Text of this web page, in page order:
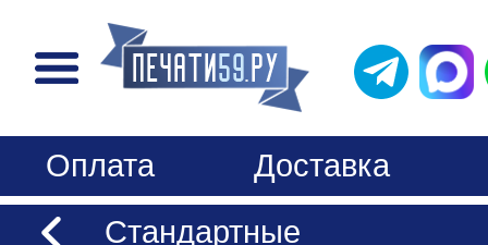
Оплата
Доставка
Стандартные